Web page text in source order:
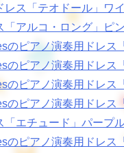
レス「テオドール」ワ
「アルコ・ロング」ピ
のピアノ演奏用ドレス
のピアノ演奏用ドレス
のピアノ演奏用ドレ
のピアノ演奏用ドレ
「エチュード」パープ
のピアノ演奏用ドレ